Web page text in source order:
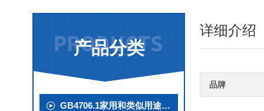
产品分类
GB4706.1家用和类似用途电器检测产品
详细介绍
品牌